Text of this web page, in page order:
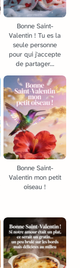
Bonne Saint-
Valentin ! Tu es la
seule personne
pour qui j'accepte
de partager...
Bonne Saint-
Valentin mon petit
oiseau !